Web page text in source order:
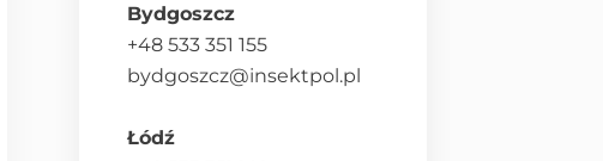
Bydgoszcz
+48 533 351 155
bydgoszcz@insektpol.pl
Łódź